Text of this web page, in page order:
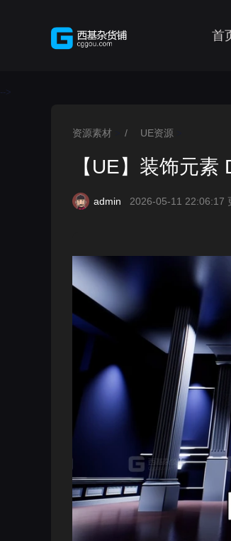
首
-->
资源素材 / UE资源
【UE】装饰元
admin 2026-05-11 22:06:17